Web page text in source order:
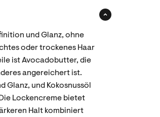
und Glanz, ohne
oder trockenes Haar
ist Avocadobutter, die
angereichert ist.
Glanz, und Kokosnussöl
Lockencreme bietet
Halt kombiniert